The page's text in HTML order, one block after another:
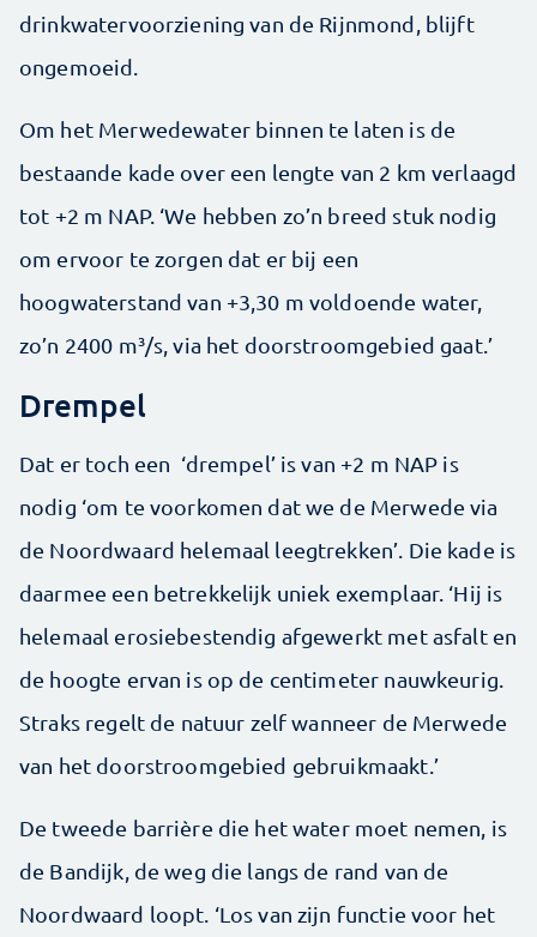
drinkwatervoorziening van de Rijnmond, blijft
ongemoeid.
Om het Merwedewater binnen te laten is de
bestaande kade over een lengte van 2 km verlaagd
tot +2 m NAP. ‘We hebben zo’n breed stuk nodig
om ervoor te zorgen dat er bij een
hoogwaterstand van +3,30 m voldoende water,
zo’n 2400 m³/s, via het doorstroomgebied gaat.’
Drempel
Dat er toch een ‘drempel’ is van +2 m NAP is
nodig ‘om te voorkomen dat we de Merwede via
de Noordwaard helemaal leegtrekken’. Die kade is
daarmee een betrekkelijk uniek exemplaar. ‘Hij is
helemaal erosiebestendig afgewerkt met asfalt en
de hoogte ervan is op de centimeter nauwkeurig.
Straks regelt de natuur zelf wanneer de Merwede
van het doorstroomgebied gebruikmaakt.’
De tweede barrière die het water moet nemen, is
de Bandijk, de weg die langs de rand van de
Noordwaard loopt. ‘Los van zijn functie voor het